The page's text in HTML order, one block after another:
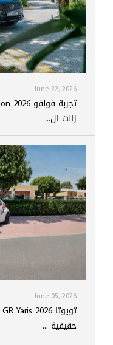
June 22, 2026
زالت ال...
June 05, 2026
حقيقية ...